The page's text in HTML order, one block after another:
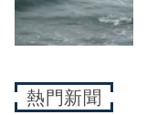
熱門新聞